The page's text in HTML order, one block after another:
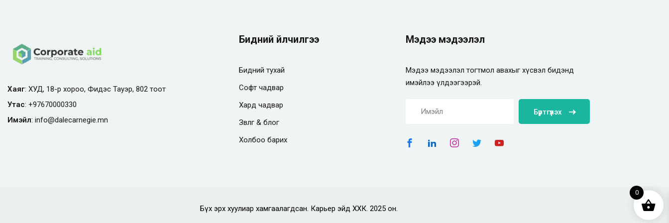
Хаяг: ХУД, 18-р хороо, Фидэс Тауэр, 802 тоот
Утас: +97670000330
Имэйл: info@dalecarnegie.mn
Бидний үйлчилгээ
Бидний тухай
Софт чадвар
Хард чадвар
Зөвлөгөө & блог
Холбоо барих
Мэдээ мэдээлэл
Мэдээ мэдээлэл тогтмол авахыг хүсвэл бидэнд
имэйлээ үлдээгээрэй.
Бүртгүүлэх
Бүх эрх хуулиар хамгаалагдсан. Карьер эйд ХХК. 2025 он.
0